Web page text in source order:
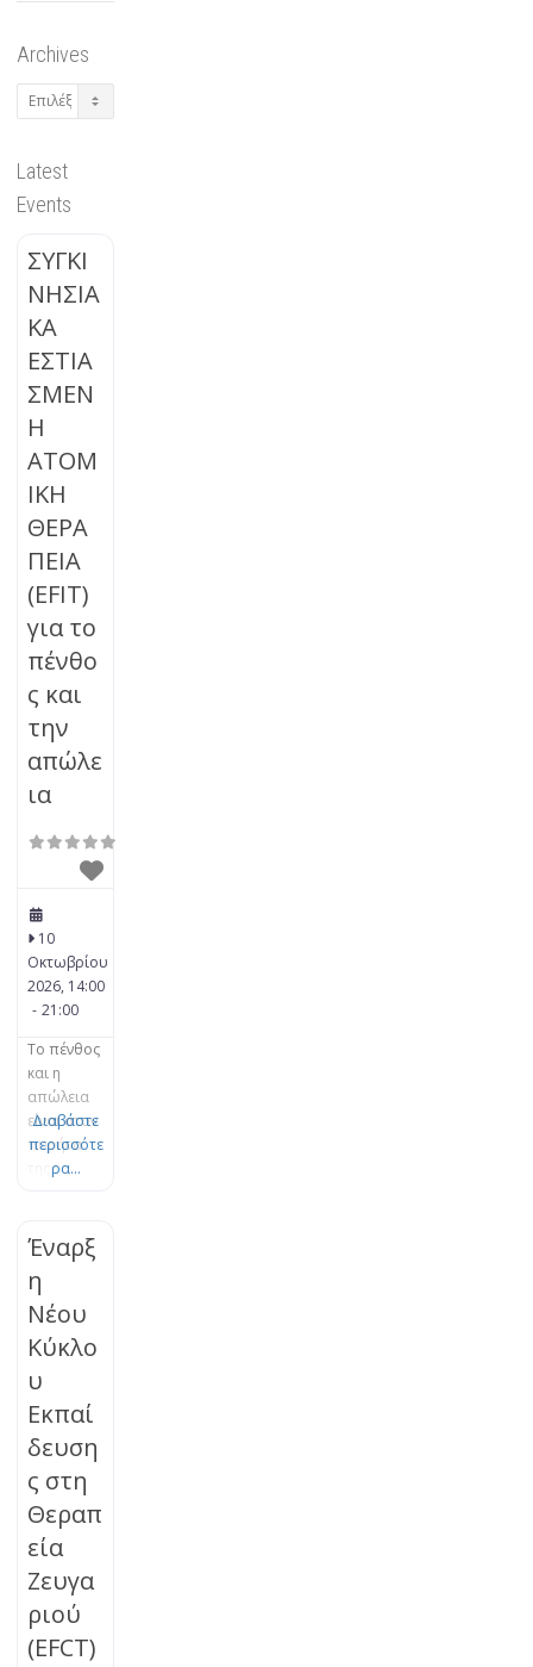
Archives
Archives
Latest
Events
ΣΥΓΚΙ
ΝΗΣΙΑ
ΚΑ
ΕΣΤΙΑ
ΣΜΕΝ
Η
ΑΤΟΜ
ΙΚΗ
ΘΕΡΑ
ΠΕΙΑ
(EFIT)
για το
πένθο
ς και
την
απώλε
ια
10
Οκτωβρίου
2026, 14:00
- 21:00
Το πένθος
και η
απώλεια
είναι στον
πυρήνα
Δεσμού.
Το πένθος
είναι μια
φυσική,
οργανική
διεργασία
εξέλιξης
και
γής, η
οποία
μπορεί να
μπλοκαρισ
τεί. Τα
βιώματα
απώλειας
μπορούν
Διαβάστε
περισσότε
ρα...
Έναρξ
η
Νέου
Κύκλο
υ
Εκπαί
δευση
ς στη
Θεραπ
εία
Ζευγα
ριού
(EFCT)